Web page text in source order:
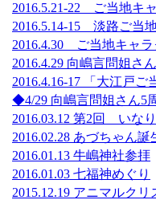
2016.5.21-22 ご当地キ
2016.5.14-15 淡路ご当
2016.4.30 ご当地キャ
2016.4.29 向嶋言問姐さ
2016.4.16-17 「大江戸ご
◆4/29 向嶋言問姐さん5
2016.03.12 第2回 いな
2016.02.28 あづちゃん誕
2016.01.13 牛嶋神社参拝
2016.01.03 七福神めぐり
2015.12.19 アニマルク